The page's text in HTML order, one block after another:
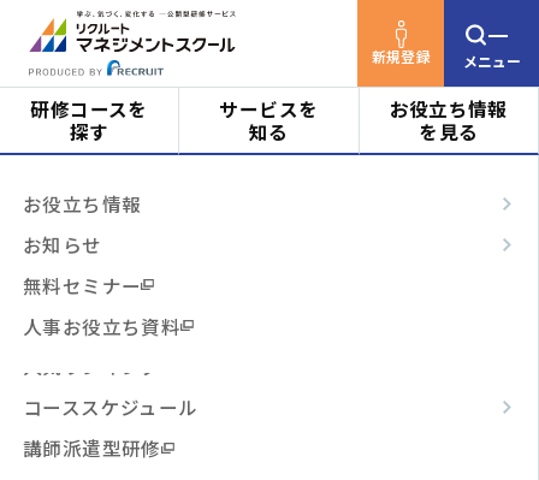
新規登録 メニュー
階層・役割
研修コースを
探す
対象者
ビジネススキル
テーマ別
3時間コース
人気ランキング
コーススケジュール
講師派遣型研修
サービスを
知る
はじめての方へ
サービスの特長
ご利用の流れ
よくあるご質問
お役立ち情報
を見る
お役立ち情報
お知らせ
無料セミナー
人事お役立ち資料
リクルートマネジメントスクールTOP
今の時代の新人・若手育成のポ
イント(034)
育て方を変えればここまで変わる
対象者
中堅社員